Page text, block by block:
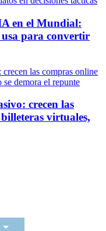
en el Mundial:
para convertir
crecen las
virtuales,